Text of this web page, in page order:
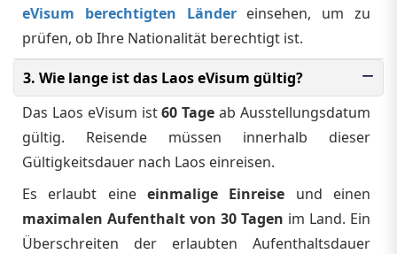
eVisum berechtigten Ländereinsehen, um zu
prüfen, ob Ihre Nationalität berechtigt ist.
3. Wie lange ist das Laos eVisum gültig?
Das Laos eVisum ist60 Tage ab Ausstellungsdatum
gültig. Reisende müssen innerhalb dieser
Gültigkeitsdauer nach Laos einreisen.
Es erlaubt eine einmalige Einreise und einen
maximalen Aufenthalt von 30 Tagen im Land. Ein
Überschreiten der erlaubten Aufenthaltsdauer